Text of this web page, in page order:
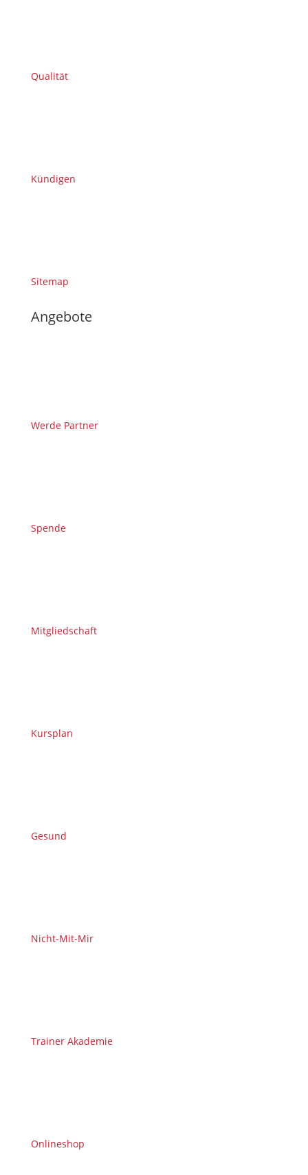
Qualität
Kündigen
Sitemap
Angebote
Werde Partner
Spende
Mitgliedschaft
Kursplan
Gesund
Nicht-Mit-Mir
Trainer Akademie
Onlineshop